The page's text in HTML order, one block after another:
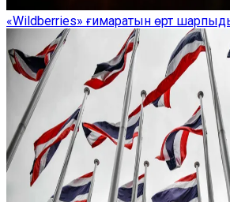
«Wildberries» ғимаратын өрт